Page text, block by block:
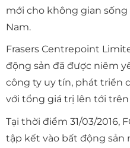
mới cho không gian
Nam.
Frasers Centrepoint
động sản đã được niêm
công ty uy tín, phát triển
với tổng giá trị lên tới trên
Tại thời điểm 31/03/2016,
tập kết vào bất động sản